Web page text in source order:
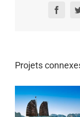
Projets